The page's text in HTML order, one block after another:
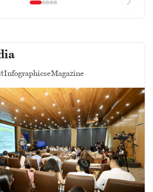
InfographicseMagazine